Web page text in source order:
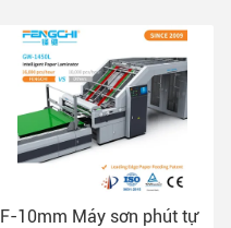
16000 tấm / giờ Máy làm